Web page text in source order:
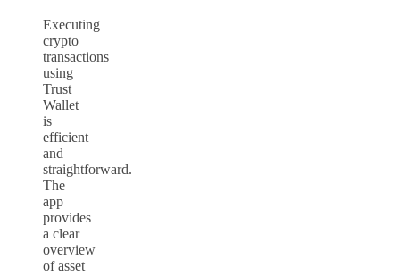
Executing
crypto
transactions
using
Trust
Wallet
is
efficient
and
straightforward.
The
app
provides
a clear
overview
of asset